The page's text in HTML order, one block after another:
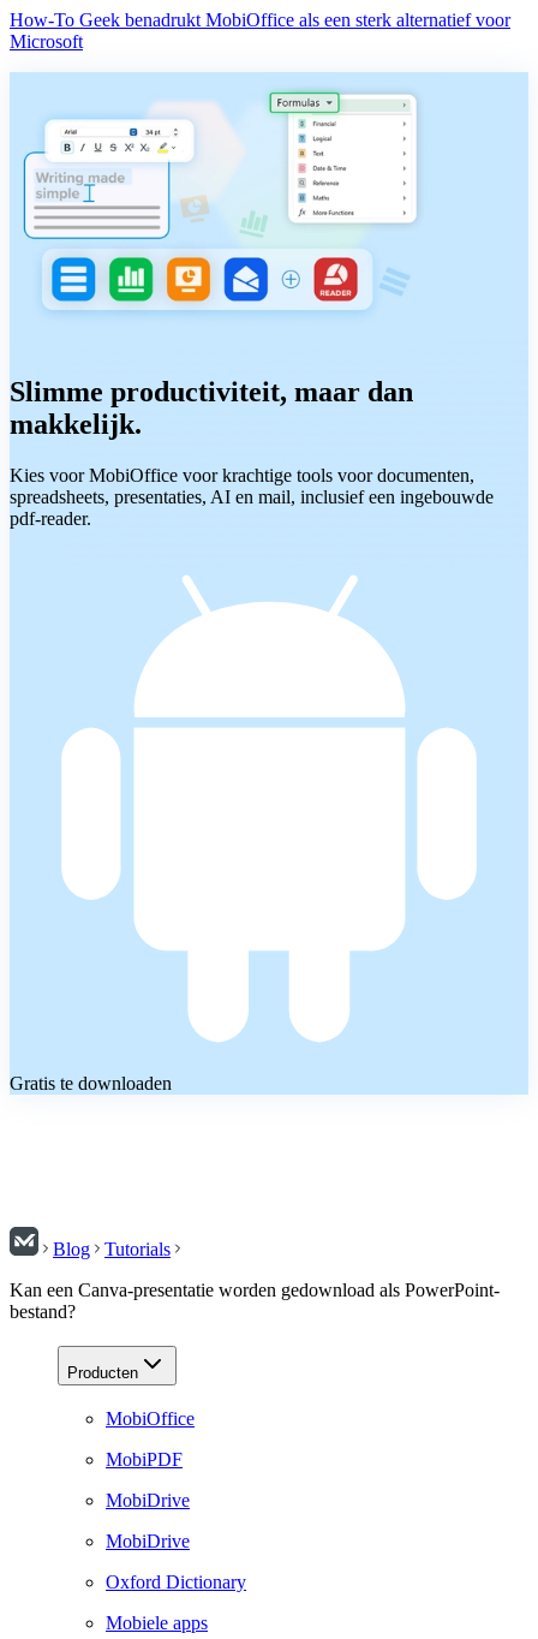
How-To Geek benadrukt MobiOffice als een sterk alternatief voor
Microsoft
Slimme productiviteit, maar dan
makkelijk.
Kies voor MobiOffice voor krachtige tools voor documenten,
spreadsheets, presentaties, AI en mail, inclusief een ingebouwde
pdf-reader.
Gratis te downloaden
Blog
Tutorials
Kan een Canva-presentatie worden gedownload als PowerPoint-
bestand?
Producten
MobiOffice
MobiPDF
MobiDrive
MobiDrive
Oxford Dictionary
Mobiele apps